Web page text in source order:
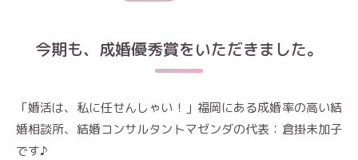
今期も、成婚優秀賞をいただきました。
「婚活は、私に任せんしゃい！」福岡にある成婚率の高い結
婚相談所、結婚コンサルタントマゼンダの代表：倉掛未加子
です♪